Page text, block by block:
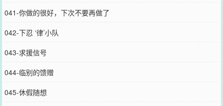
041-你做的很好，下次不要再做了
042-下忍 ‘律’小队
043-求援信号
044-临别的馈赠
045-休假随想